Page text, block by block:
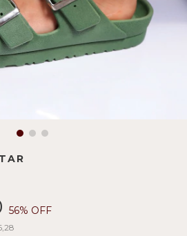
56% OFF